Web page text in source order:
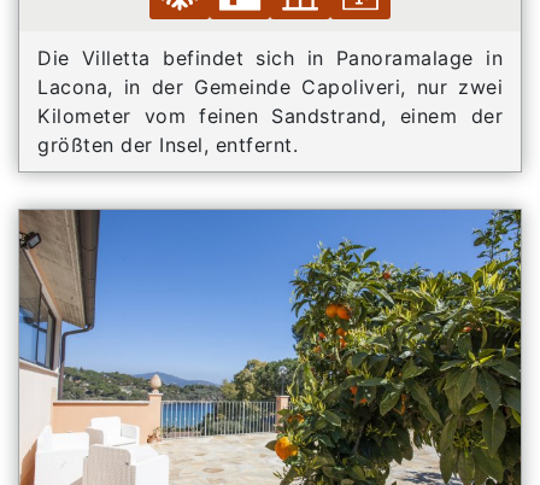
Die Villetta befindet sich in Panoramalage in
Lacona, in der Gemeinde Capoliveri, nur zwei
Kilometer vom feinen Sandstrand, einem der
größten der Insel, entfernt.